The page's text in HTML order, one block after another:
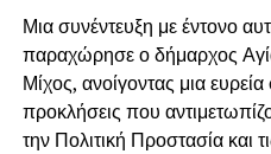
Μια συνέντευξη με έντονο
παραχώρησε ο δήμαρχος
Μίχος, ανοίγοντας μια
προκλήσεις που
την Πολιτική Προστασία και